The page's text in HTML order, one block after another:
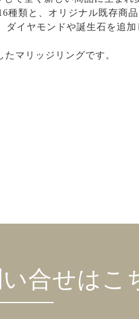
類と、オリジナル既存商
イヤモンドや誕生石を追
マリッジリングです。
合せはこ